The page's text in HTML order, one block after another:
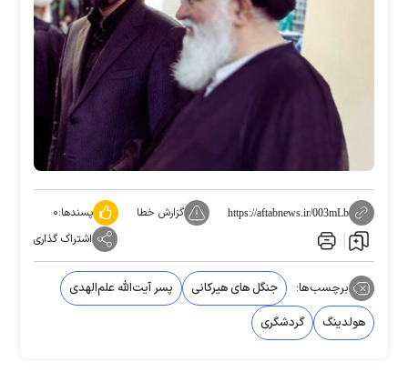
https://aftabnews.ir/003mLb گزارش خطا پسندها:۰
اشتراک گذاری
برچسب‌ها: جنگل های هیرکانی
پسر آیت‌الله علم‌الهدی
هولدینگ
گردشگری